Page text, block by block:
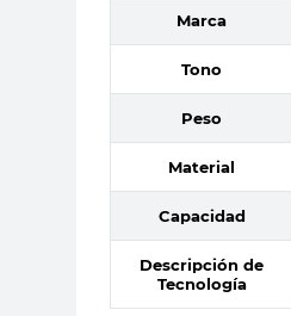
Marca
Tono
Peso
Material
Capacidad
Descripción de
Tecnología